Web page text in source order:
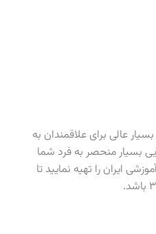
بسیار عالی برای علاقمندان به
بسیار منحصر به فرد شما
ایران را تهیه نمایید تا